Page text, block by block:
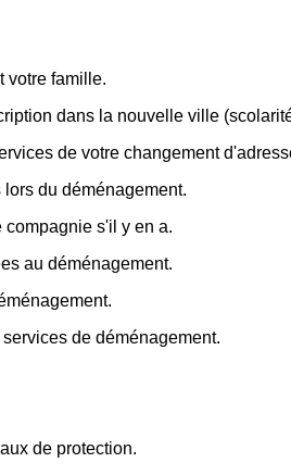
votre famille.
dans la nouvelle ville
de votre changement
du déménagement.
compagnie s'il y en a.
au déménagement.
de déménagement.
de protection.